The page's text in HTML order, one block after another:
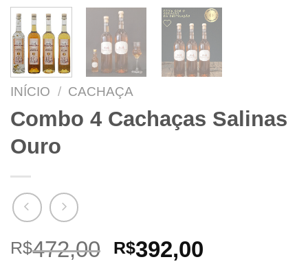
INÍCIO / CACHAÇA
Combo 4 Cachaças Salinas
Ouro
R$472,00 O
R$392,00O